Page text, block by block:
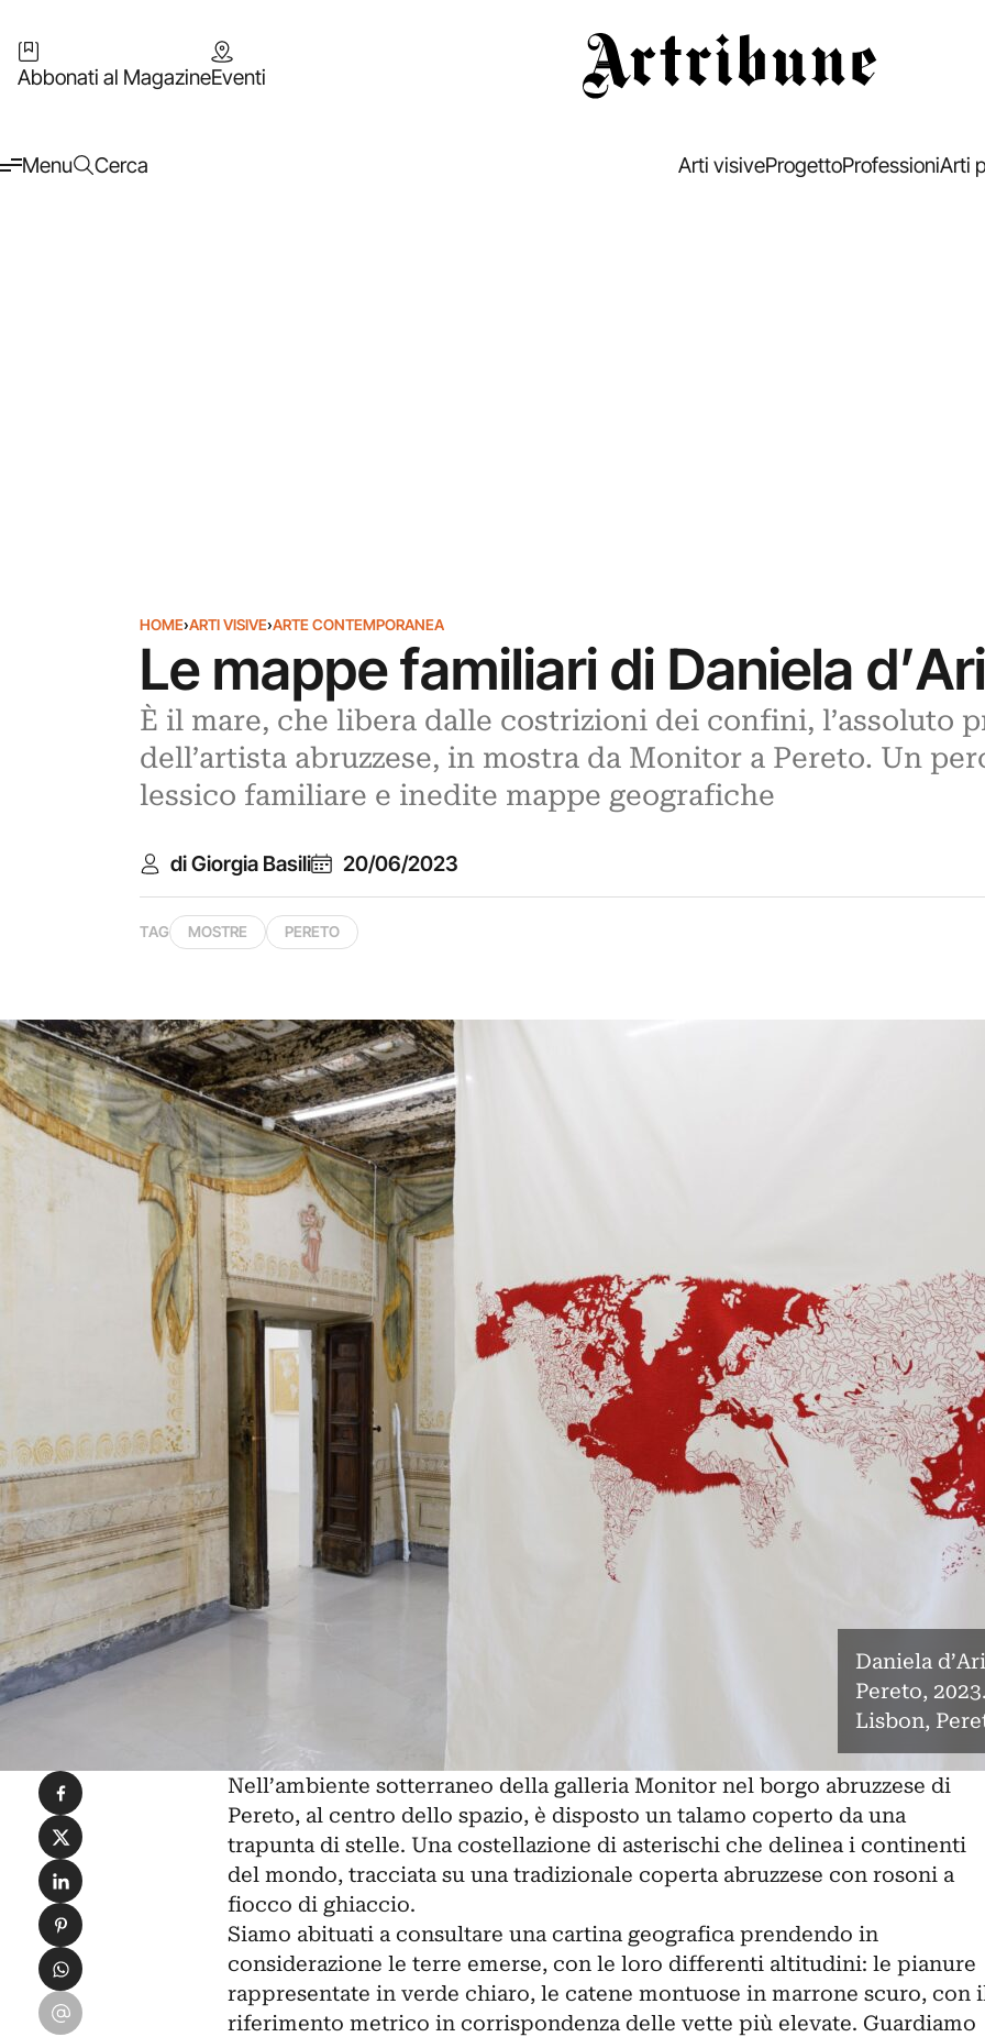
Abbonati al MagazineEventi
Menu Cerca Arti visiveProgettoProfessioniArti
HOME›ARTI VISIVE›ARTE CONTEMPORANEA
Le mappe familiari di Daniela
È il mare, che libera dalle costrizioni dei confini, l’assoluto
dell’artista abruzzese, in mostra da Monitor a Pereto. Un
lessico familiare e inedite mappe geografiche
di Giorgia Basili 20/06/2023
TAG MOSTRE PERETO
Daniela
Pereto,
Lisbon,
Nell’ambiente sotterraneo della galleriaMonitornel borgo abruzzese di
Pereto, al centro dello spazio, è disposto un talamo coperto da una
trapunta di stelle. Una costellazione di asterischi che delinea i continenti
del mondo, tracciata su una tradizionale coperta abruzzese con rosoni a
fiocco di ghiaccio.
Siamo abituati a consultare una cartina geografica prendendo in
considerazione le terre emerse, con le loro differenti altitudini: le pianure
rappresentate in verde chiaro, le catene montuose in marrone scuro, con
riferimento metrico in corrispondenza delle vette più elevate. Guardiamo
Condividi su Facebook
Condividi su X
Condividi su LinkedIn
Condividi su Pinterest
Condividi su WhatsApp
Condividi su Email